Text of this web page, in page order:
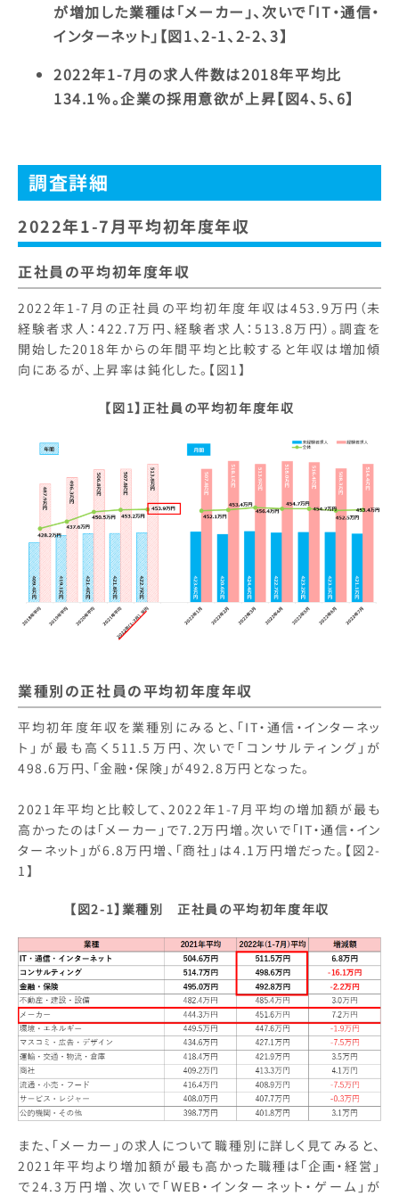
が増加した業種は「メーカー」、次いで「IT・通信・
インターネット」【図1、2-1、2-2、3】
2022年1-7月の求人件数は2018年平均比
134.1％。企業の採用意欲が上昇【図4、5、6】
調査詳細
2022年1-7月平均初年度年収
正社員の平均初年度年収
2022年1-7月の正社員の平均初年度年収は453.9万円（未
経験者求人：422.7万円、経験者求人：513.8万円）。調査を
開始した2018年からの年間平均と比較すると年収は増加傾
向にあるが、上昇率は鈍化した。【図1】
【図1】正社員の平均初年度年収
業種別の正社員の平均初年度年収
平均初年度年収を業種別にみると、「IT・通信・インターネッ
ト」が最も高く511.5万円、次いで「コンサルティング」が
498.6万円、「金融・保険」が492.8万円となった。
2021年平均と比較して、2022年1-7月平均の増加額が最も
高かったのは「メーカー」で7.2万円増。次いで「IT・通信・イン
ターネット」が6.8万円増、「商社」は4.1万円増だった。【図2-
1】
【図2-1】業種別 正社員の平均初年度年収
また、「メーカー」の求人について職種別に詳しく見てみると、
2021年平均より増加額が最も高かった職種は「企画・経営」
で24.3万円増、次いで「WEB・インターネット・ゲーム」が